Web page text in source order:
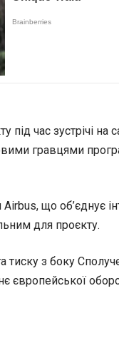
час зустрічі на
гравцями
що об’єднує
для проєкту.
тиску з боку